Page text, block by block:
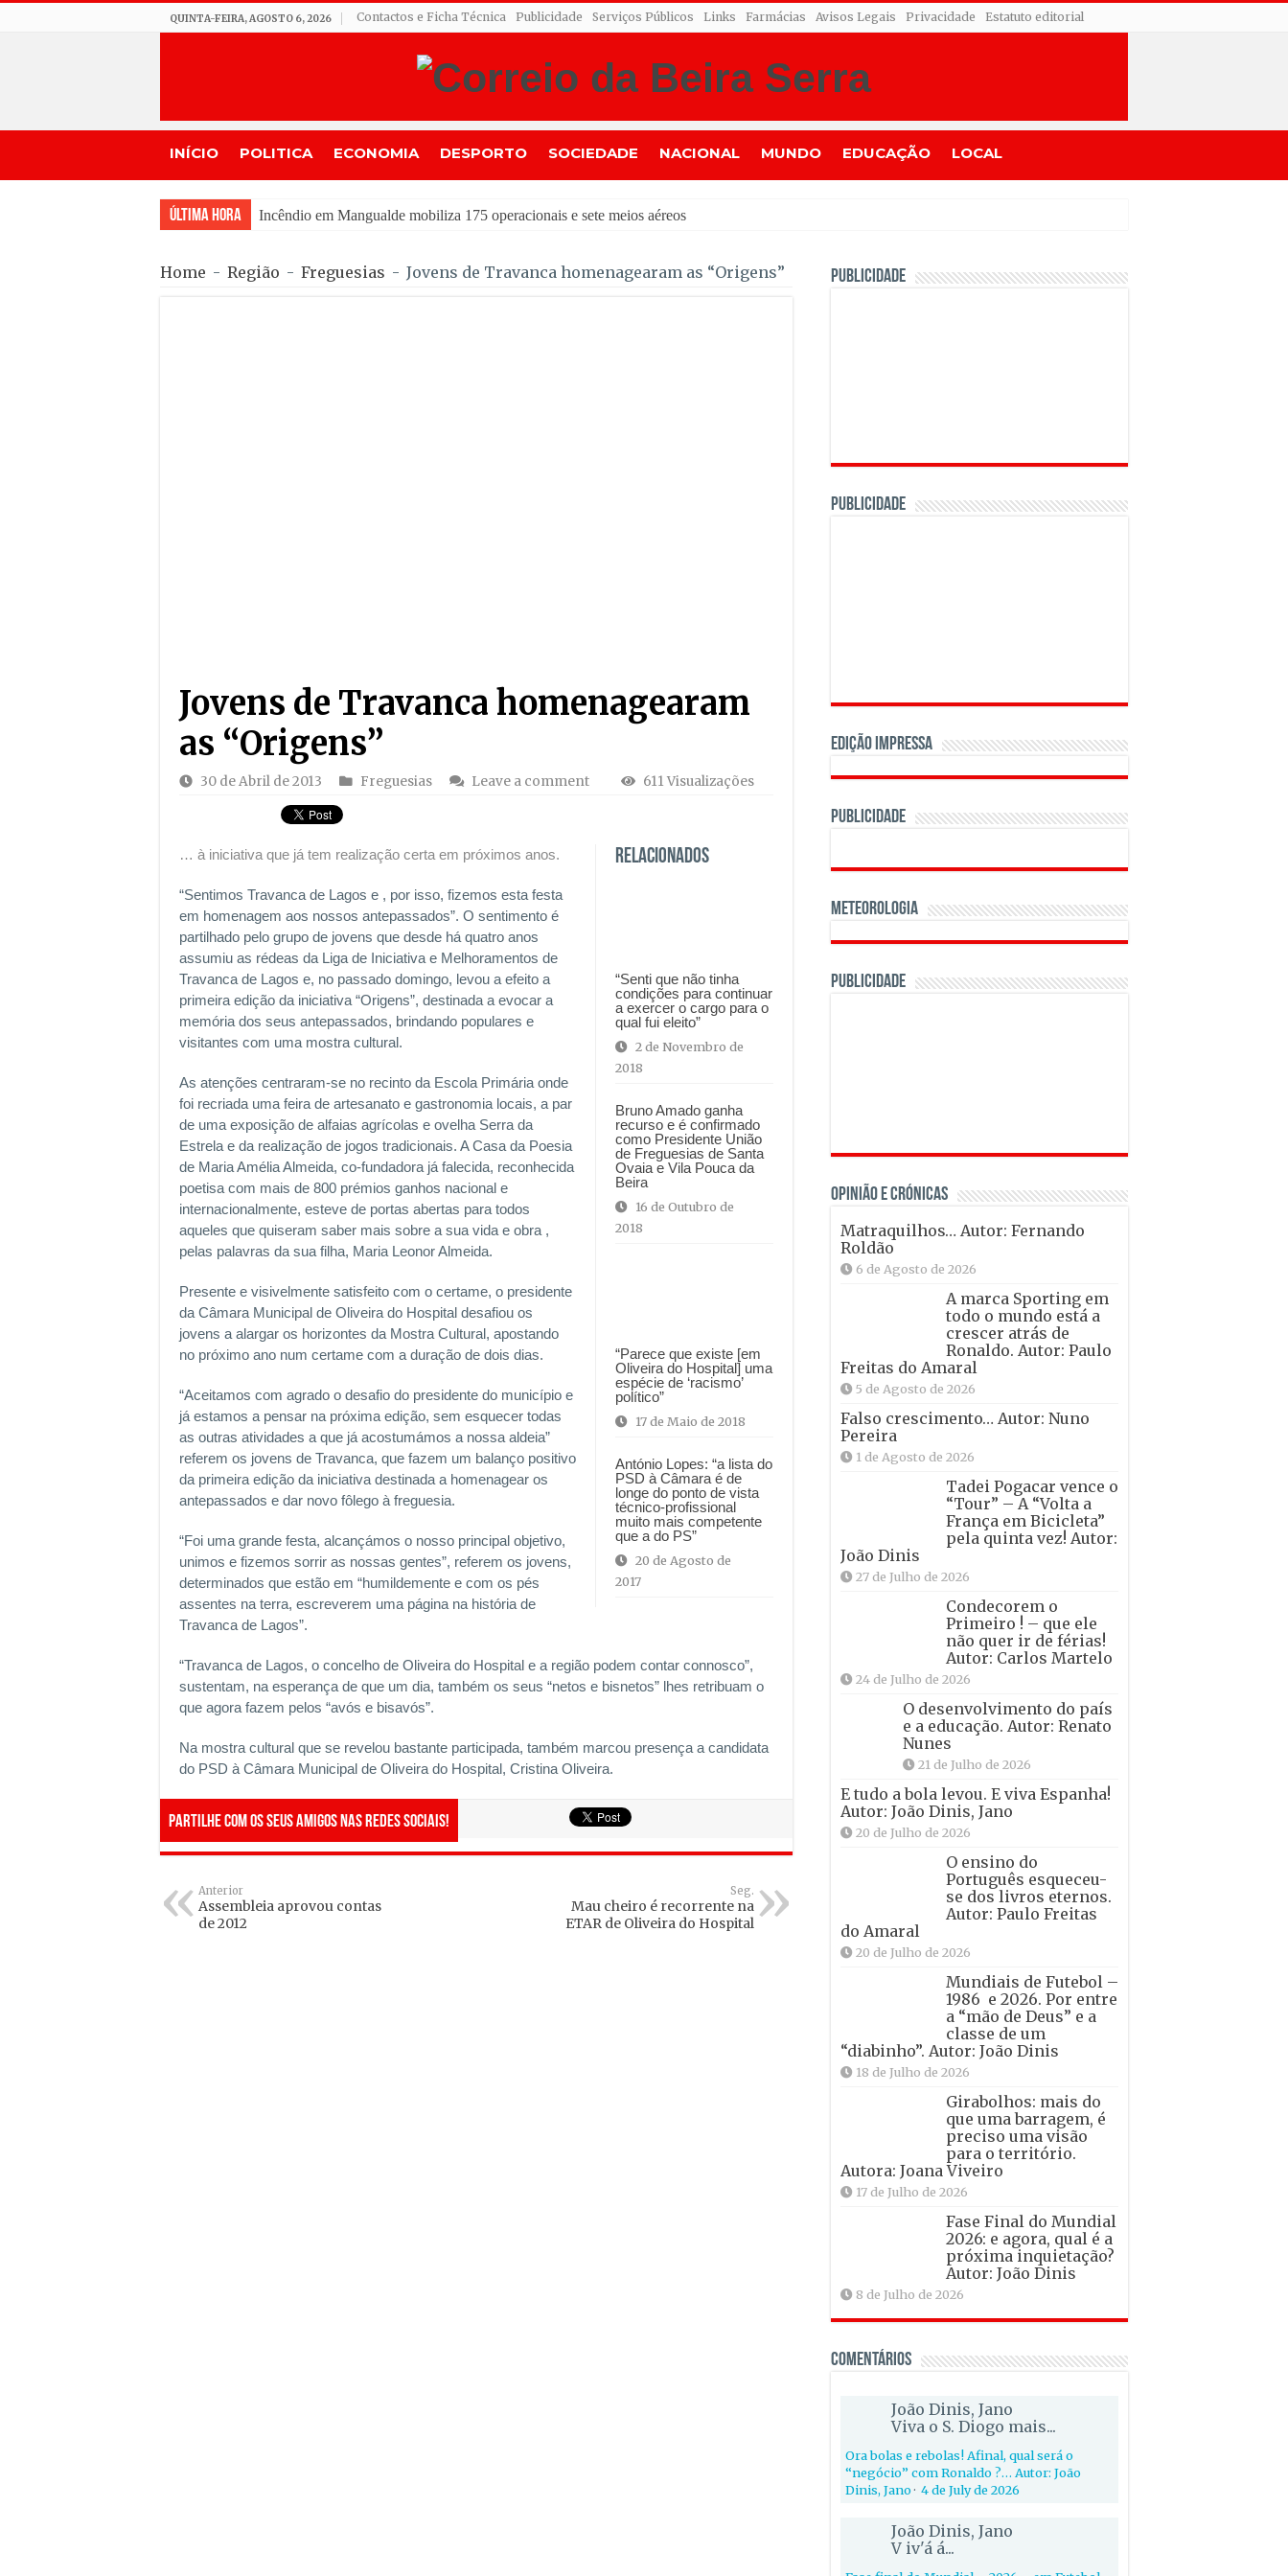
QUINTA-FEIRA, AGOSTO 6, 2026 Contactos e Ficha Técnica Publicidade Serviços Públicos Links Farmácias Avisos Legais Privacidade Estatuto editorial
INÍCIO POLITICA ECONOMIA DESPORTO SOCIEDADE NACIONAL MUNDO EDUCAÇÃO LOCAL
Última Hora
Incêndio em Mangualde mobiliza 175 operacionais e sete meios aéreos
APA esclarece regras e permite venda de embalagens sem símbolo Volta até ao escoamento dos stocks
Home - Região - Freguesias - Jovens de Travanca homenagearam as “Origens”
Jovens de Travanca homenagearam
as “Origens”
30 de Abril de 2013 Freguesias Leave a comment 611 Visualizações
Relacionados
“Senti que não tinha
condições para continuar
a exercer o cargo para o
qual fui eleito”
2 de Novembro de
2018
Bruno Amado ganha
recurso e é confirmado
como Presidente União
de Freguesias de Santa
Ovaia e Vila Pouca da
Beira
16 de Outubro de
2018
“Parece que existe [em
Oliveira do Hospital] uma
espécie de ‘racismo’
político”
17 de Maio de 2018
António Lopes: “a lista do
PSD à Câmara é de
longe do ponto de vista
técnico-profissional
muito mais competente
que a do PS”
20 de Agosto de
2017
… à iniciativa que já tem realização certa em próximos anos.
“Sentimos Travanca de Lagos e , por isso, fizemos esta festa
em homenagem aos nossos antepassados”. O sentimento é
partilhado pelo grupo de jovens que desde há quatro anos
assumiu as rédeas da Liga de Iniciativa e Melhoramentos de
Travanca de Lagos e, no passado domingo, levou a efeito a
primeira edição da iniciativa “Origens”, destinada a evocar a
memória dos seus antepassados, brindando populares e
visitantes com uma mostra cultural.
As atenções centraram-se no recinto da Escola Primária onde
foi recriada uma feira de artesanato e gastronomia locais, a par
de uma exposição de alfaias agrícolas e ovelha Serra da
Estrela e da realização de jogos tradicionais. A Casa da Poesia
de Maria Amélia Almeida, co-fundadora já falecida, reconhecida
poetisa com mais de 800 prémios ganhos nacional e
internacionalmente, esteve de portas abertas para todos
aqueles que quiseram saber mais sobre a sua vida e obra ,
pelas palavras da sua filha, Maria Leonor Almeida.
Presente e visivelmente satisfeito com o certame, o presidente
da Câmara Municipal de Oliveira do Hospital desafiou os
jovens a alargar os horizontes da Mostra Cultural, apostando
no próximo ano num certame com a duração de dois dias.
“Aceitamos com agrado o desafio do presidente do município e
já estamos a pensar na próxima edição, sem esquecer todas
as outras atividades a que já acostumámos a nossa aldeia”
referem os jovens de Travanca, que fazem um balanço positivo
da primeira edição da iniciativa destinada a homenagear os
antepassados e dar novo fôlego à freguesia.
“Foi uma grande festa, alcançámos o nosso principal objetivo,
unimos e fizemos sorrir as nossas gentes”, referem os jovens,
determinados que estão em “humildemente e com os pés
assentes na terra, escreverem uma página na história de
Travanca de Lagos”.
“Travanca de Lagos, o concelho de Oliveira do Hospital e a região podem contar connosco”,
sustentam, na esperança de que um dia, também os seus “netos e bisnetos” lhes retribuam o
que agora fazem pelos “avós e bisavós”.
Na mostra cultural que se revelou bastante participada, também marcou presença a candidata
do PSD à Câmara Municipal de Oliveira do Hospital, Cristina Oliveira.
Partilhe com os seus amigos nas redes sociais!
Anterior
Assembleia aprovou contas
de 2012
Seg.
Mau cheiro é recorrente na
ETAR de Oliveira do Hospital
PUBLICIDADE
PUBLICIDADE
Edição Impressa
PUBLICIDADE
Meteorologia
Publicidade
OPINIÃO E CRÓNICAS
Matraquilhos… Autor: Fernando
Roldão
6 de Agosto de 2026
A marca Sporting em
todo o mundo está a
crescer atrás de
Ronaldo. Autor: Paulo
Freitas do Amaral
5 de Agosto de 2026
Falso crescimento… Autor: Nuno
Pereira
1 de Agosto de 2026
Tadei Pogacar vence o
“Tour” – A “Volta a
França em Bicicleta”
pela quinta vez! Autor:
João Dinis
27 de Julho de 2026
Condecorem o
Primeiro ! – que ele
não quer ir de férias!
Autor: Carlos Martelo
24 de Julho de 2026
O desenvolvimento do país
e a educação. Autor: Renato
Nunes
21 de Julho de 2026
E tudo a bola levou. E viva Espanha!
Autor: João Dinis, Jano
20 de Julho de 2026
O ensino do
Português esqueceu-
se dos livros eternos.
Autor: Paulo Freitas
do Amaral
20 de Julho de 2026
Mundiais de Futebol –
1986 e 2026. Por entre
a “mão de Deus” e a
classe de um
“diabinho”. Autor: João Dinis
18 de Julho de 2026
Girabolhos: mais do
que uma barragem, é
preciso uma visão
para o território.
Autora: Joana Viveiro
17 de Julho de 2026
Fase Final do Mundial
2026: e agora, qual é a
próxima inquietação?
Autor: João Dinis
8 de Julho de 2026
Comentários
João Dinis, Jano
Viva o S. Diogo mais...
Ora bolas e rebolas! Afinal, qual será o
“negócio” com Ronaldo ?… Autor: João
Dinis, Jano· 4 de July de 2026
João Dinis, Jano
V iv'á á...